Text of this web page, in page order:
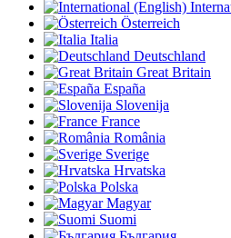
Österreich
Italia
Deutschland
Great Britain
España
Slovenija
France
România
Sverige
Hrvatska
Polska
Magyar
Suomi